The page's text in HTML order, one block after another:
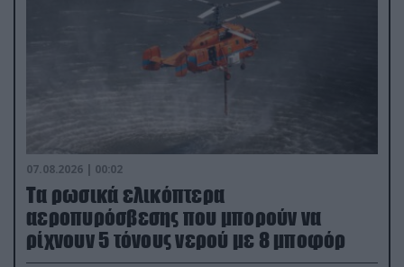
07.08.2026 | 00:02
Τα ρωσικά ελικόπτερα
αεροπυρόσβεσης που μπορούν να
ρίχνουν 5 τόνους νερού με 8 μποφόρ